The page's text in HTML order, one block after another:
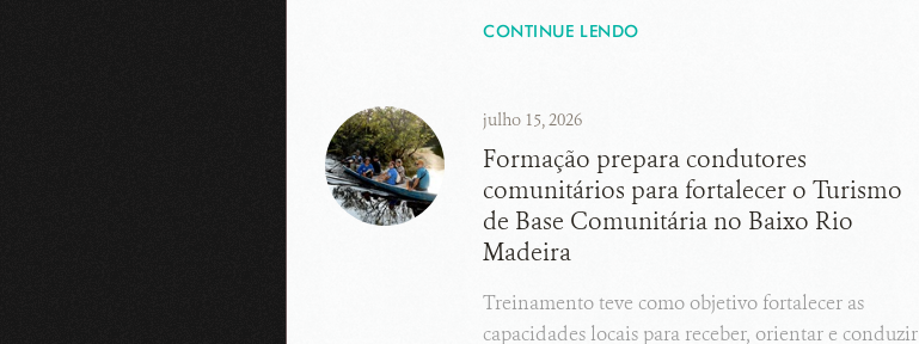
CONTINUE LENDO
julho 15, 2026
Formação prepara condutores
comunitários para fortalecer o Turismo
de Base Comunitária no Baixo Rio
Madeira
Treinamento teve como objetivo fortalecer as
capacidades locais para receber, orientar e conduzir